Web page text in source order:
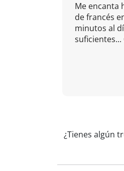
Me encanta
de francés
minutos al
suficientes...
¿Tienes algún